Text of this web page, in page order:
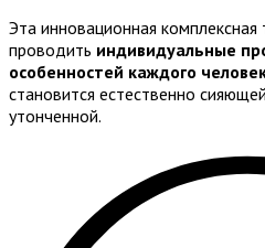
Эта инновационная комплексная
проводить индивидуальные
особенностей каждого
становится естественно
утонченной.